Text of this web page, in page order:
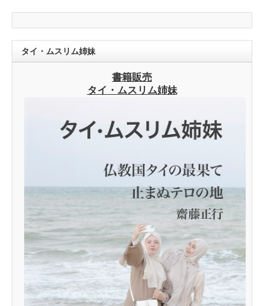
タイ・ムスリム姉妹
書籍販売
タイ・ムスリム姉妹